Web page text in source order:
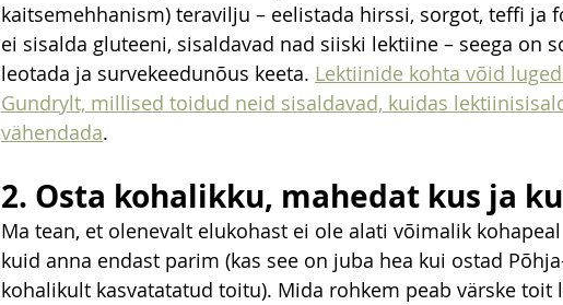
kaitsemehhanism) teravilju – eelistada hirssi, sorgot, teffi ja
ei sisalda gluteeni, sisaldavad nad siiski lektiine – seega on
leotada ja survekeedunõus keeta. Lektiinide kohta võid
Gundrylt, millised toidud neid sisaldavad, kuidas
vähendada.
2. Osta kohalikku, mahedat kus ja
Ma tean, et olenevalt elukohast ei ole alati võimalik
kuid anna endast parim (kas see on juba hea kui ostad
kohalikult kasvatatatud toitu). Mida rohkem peab värske toit